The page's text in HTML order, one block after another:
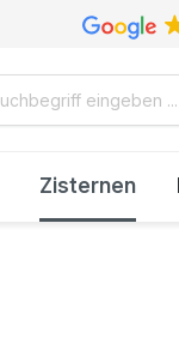
Zisternen